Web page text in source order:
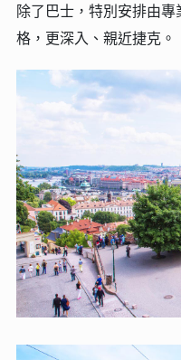
除了巴士，特別安排由
格，更深入、親近捷克。